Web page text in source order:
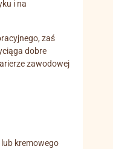
i na
zaś
dobre
zawodowej
kremowego